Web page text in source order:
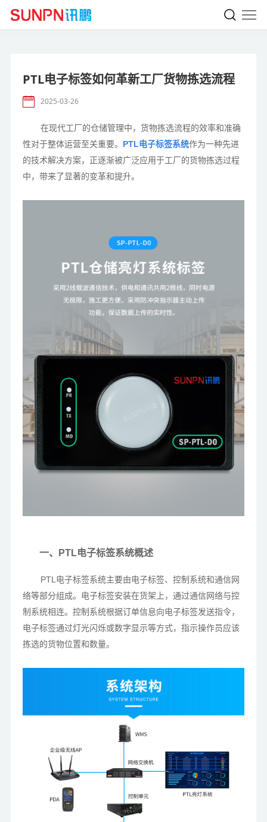
PTL电子标签如何革新工厂货物拣选流程
2025-03-26
在现代工厂的仓储管理中，货物拣选流程的效率和准确
性对于整体运营至关重要。 PTL电子标签系统作为一种先进
的技术解决方案，正逐渐被广泛应用于工厂的货物拣选过程
中，带来了显著的变革和提升。
一、PTL电子标签系统概述
PTL电子标签系统主要由电子标签、控制系统和通信网
络等部分组成。电子标签安装在货架上，通过通信网络与控
制系统相连。控制系统根据订单信息向电子标签发送指令，
电子标签通过灯光闪烁或数字显示等方式，指示操作员应该
拣选的货物位置和数量。